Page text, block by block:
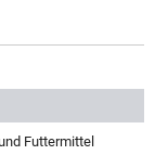
Futtermittel